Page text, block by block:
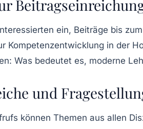
ein, Beiträge bis
Kompetenzentwicklung in der
Was bedeutet es, moderne
und
können Themen aus allen